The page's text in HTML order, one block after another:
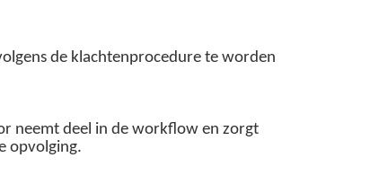
de klachtenprocedure te worden
neemt deel in de workflow en zorgt
opvolging.